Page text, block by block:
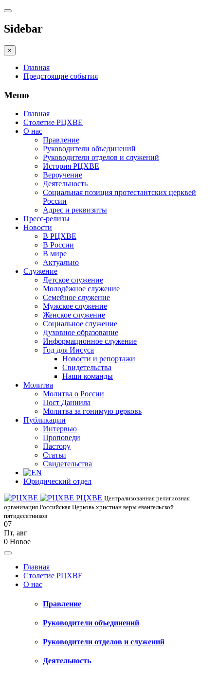
Sidebar
×
Главная
Предстоящие события
Меню
Главная
Столетие РЦХВЕ
О нас
Правление
Руководители объединений
Руководители отделов и служений
История РЦХВЕ
Вероучение
Деятельность
Социальная позиция протестантских церквей
России
Адрес и реквизиты
Пресс-релизы
Новости
В РЦХВЕ
В России
В мире
Актуально
Служение
Детское служение
Молодёжное служение
Семейное служение
Мужское служение
Женское служение
Социальное служение
Духовное образование
Информационное служение
Год для Иисуса
Новости и репортажи
Свидетельства
Наши команды
Молитва
Молитва о России
Пост Даниила
Молитва за гонимую церковь
Публикации
Интервью
Проповеди
Пастору
Статьи
Свидетельства
Юридический отдел
РЦХВЕ Централизованная религиозная
организация Российская Церковь христиан веры евангельской
пятидесятников
07
Пт, авг
0 Новое
Главная
Столетие РЦХВЕ
О нас
Правление
Руководители объединений
Руководители отделов и служений
Деятельность